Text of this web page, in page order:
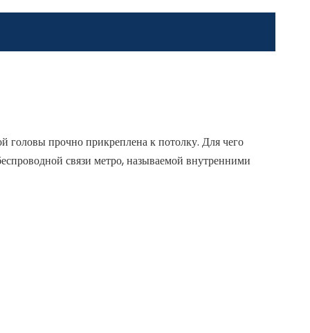
головы прочно прикреплена к потолку. Для чего
связи метро, ​​называемой внутренними